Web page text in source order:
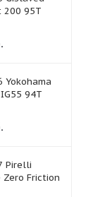
200 95T
Yokohama
94T
Pirelli
Friction